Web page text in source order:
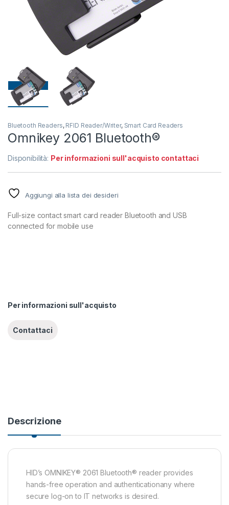
Bluetooth Readers, RFID Reader/Writer, Smart Card Readers
Omnikey 2061 Bluetooth®
Disponibilità: Per informazioni sull'acquisto contattaci
Aggiungi alla lista dei desideri
Full-size contact smart card reader Bluetooth and USB
connected for mobile use
Per informazioni sull'acquisto
Descrizione
HID’s OMNIKEY® 2061 Bluetooth® reader provides
hands-free operation and authenticationany where
secure log-on to IT networks is desired.